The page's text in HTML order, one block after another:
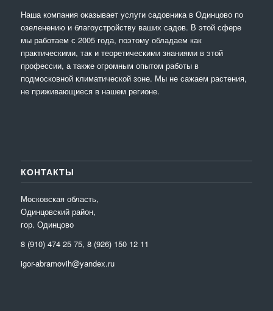
Наша компания оказывает услуги садовника в Одинцово по
озеленению и благоустройству ваших садов. В этой сфере
мы работаем с 2005 года, поэтому обладаем как
практическими, так и теоретическими знаниями в этой
профессии, а также огромным опытом работы в
подмосковной климатической зоне. Мы не сажаем растения,
не приживающиеся в нашем регионе.
КОНТАКТЫ
Московская область,
Одинцовский район,
гор. Одинцово
8 (910) 474 25 75, 8 (926) 150 12 11
igor-abramovih@yandex.ru